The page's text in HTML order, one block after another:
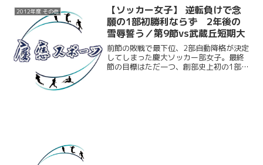
果たした。...
2012年度 その他
【ソッカー女子】 逆転負けで念
願の1部初勝利ならず 2年後の
雪辱誓う／第9節vs武蔵丘短期大
前節の敗戦で最下位、2部自動降格が決定
してしまった慶大ソッカー部女子。最終
節の目標はただ一つ、創部史上初の1部リ